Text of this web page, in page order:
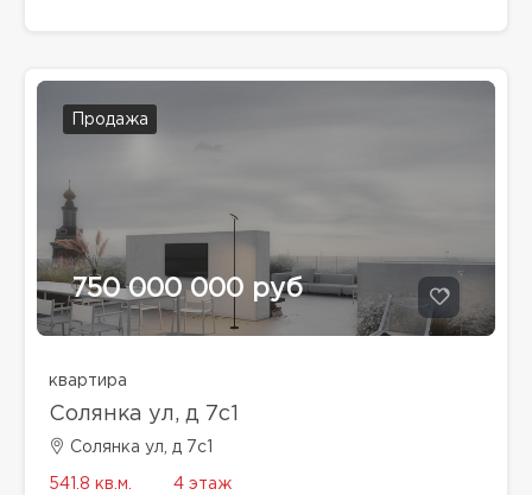
Продажа
750 000 000 руб
квартира
Солянка ул, д 7с1
Солянка ул, д 7с1
541.8 кв.м. 4 этаж